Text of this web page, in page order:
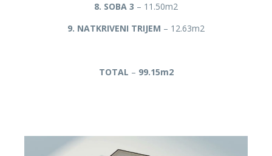
8. SOBA 3 – 11.50m2
9. NATKRIVENI TRIJEM – 12.63m2
TOTAL – 99.15m2